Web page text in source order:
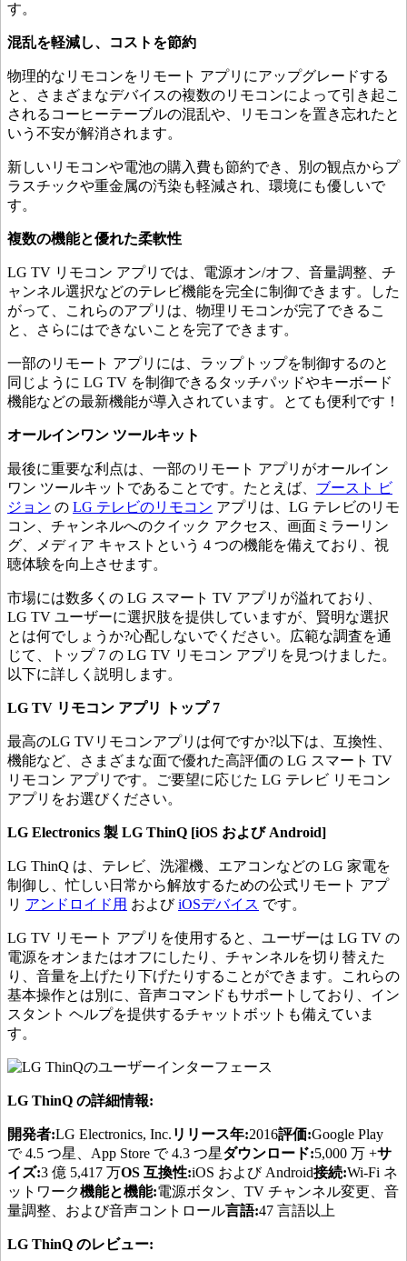
す。
混乱を軽減し、コストを節約
物理的なリモコンをリモート アプリにアップグレードする
と、さまざまなデバイスの複数のリモコンによって引き起こ
されるコーヒーテーブルの混乱や、リモコンを置き忘れたと
いう不安が解消されます。
新しいリモコンや電池の購入費も節約でき、別の観点からプ
ラスチックや重金属の汚染も軽減され、環境にも優しいで
す。
複数の機能と優れた柔軟性
LG TV リモコン アプリでは、電源オン/オフ、音量調整、チ
ャンネル選択などのテレビ機能を完全に制御できます。した
がって、これらのアプリは、物理リモコンが完了できるこ
と、さらにはできないことを完了できます。
一部のリモート アプリには、ラップトップを制御するのと
同じように LG TV を制御できるタッチパッドやキーボード
機能などの最新機能が導入されています。とても便利です！
オールインワン ツールキット
最後に重要な利点は、一部のリモート アプリがオールイン
ワン ツールキットであることです。たとえば、 ブースト ビ
ジョン の LG テレビのリモコン アプリは、LG テレビのリモ
コン、チャンネルへのクイック アクセス、画面ミラーリン
グ、メディア キャストという 4 つの機能を備えており、視
聴体験を向上させます。
市場には数多くの LG スマート TV アプリが溢れており、
LG TV ユーザーに選択肢を提供していますが、賢明な選択
とは何でしょうか?心配しないでください。広範な調査を通
じて、トップ 7 の LG TV リモコン アプリを見つけました。
以下に詳しく説明します。
LG TV リモコン アプリ トップ 7
最高のLG TVリモコンアプリは何ですか?以下は、互換性、
機能など、さまざまな面で優れた高評価の LG スマート TV
リモコン アプリです。ご要望に応じた LG テレビ リモコン
アプリをお選びください。
LG Electronics 製 LG ThinQ [iOS および Android]
LG ThinQ は、テレビ、洗濯機、エアコンなどの LG 家電を
制御し、忙しい日常から解放するための公式リモート アプ
リ アンドロイド用 およびiOSデバイス です。
LG TV リモート アプリを使用すると、ユーザーは LG TV の
電源をオンまたはオフにしたり、チャンネルを切り替えた
り、音量を上げたり下げたりすることができます。これらの
基本操作とは別に、音声コマンドもサポートしており、イン
スタント ヘルプを提供するチャットボットも備えていま
す。
LG ThinQ の詳細情報:
開発者:LG Electronics, Inc. リリース年:2016評価:Google Play
で 4.5 つ星、App Store で 4.3 つ星ダウンロード:5,000 万 +サ
イズ:3 億 5,417 万OS 互換性:iOS および Android接続:Wi-Fi ネ
ットワーク機能と機能:電源ボタン、TV チャンネル変更、音
量調整、および音声コントロール言語:47 言語以上
LG ThinQ のレビュー: